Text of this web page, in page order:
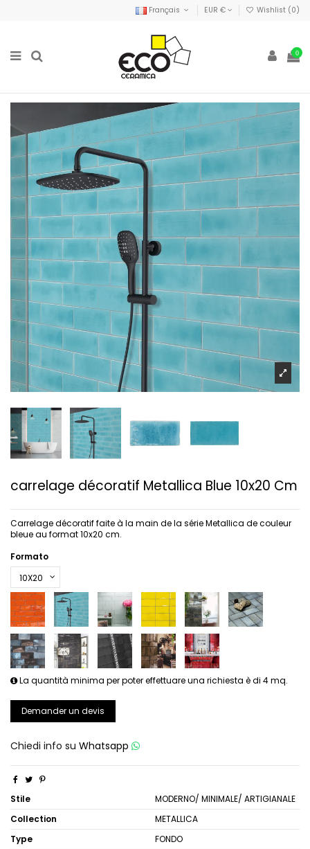
Français EUR € Wishlist (0)
0
carrelage décoratif Metallica Blue 10x20 Cm
Carrelage décoratif faite à la main de la série Metallica de couleur
bleue au format 10x20 cm.
Formato
La quantità minima per poter effettuare una richiesta è di 4 mq.
Demander un devis
Chiedi info su Whatsapp
Stile
MODERNO/ MINIMALE/ ARTIGIANALE
Collection
METALLICA
Type
FONDO